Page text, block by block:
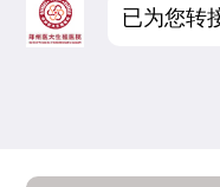
已为您转